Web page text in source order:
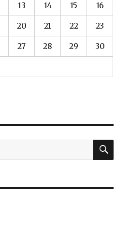
13 14 15 16
20 21 22 23
27 28 29 30
検